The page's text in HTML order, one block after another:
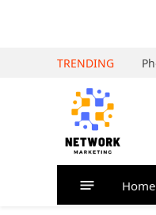
TRENDING
Home